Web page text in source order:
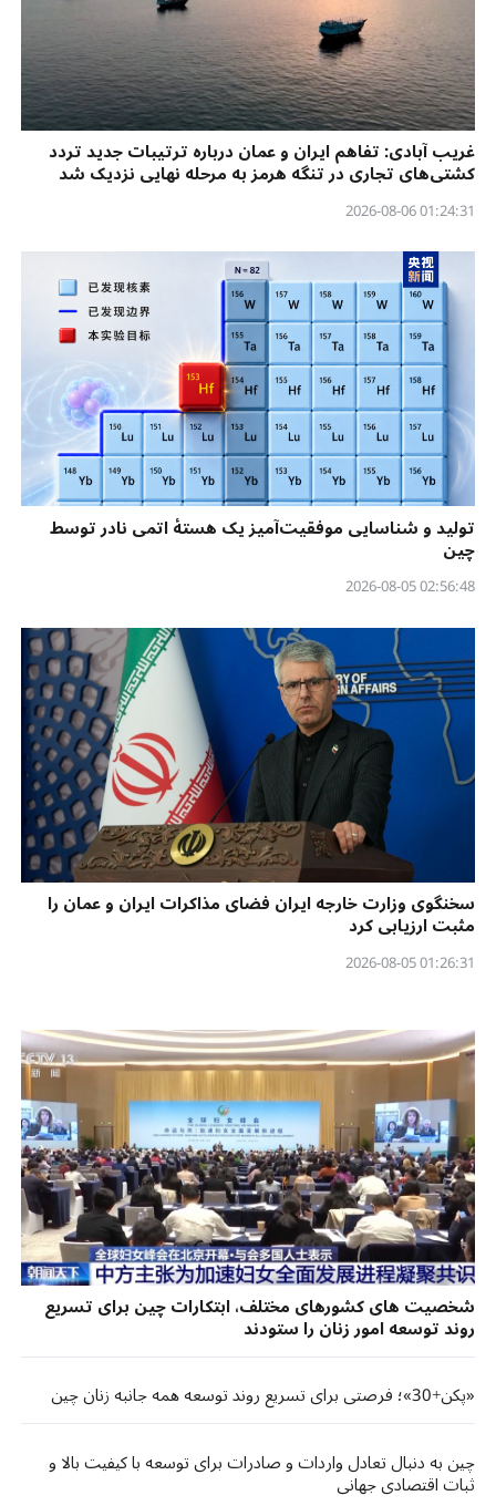
غریب آبادی: تفاهم ایران و عمان درباره ترتیبات جدید تردد
کشتی‌های تجاری در تنگه هرمز به مرحله نهایی نزدیک شد
01:24:31 2026-08-06
تولید و شناسایی موفقیت‌آمیز یک هستهٔ اتمی نادر توسط
چین
02:56:48 2026-08-05
سخنگوی وزارت خارجه ایران فضای مذاکرات ایران و عمان را
مثبت ارزیابی کرد
01:26:31 2026-08-05
شخصیت های کشورهای مختلف، ابتکارات چین برای تسریع
روند توسعه امور زنان را ستودند
«پکن+30»؛ فرصتی برای تسریع روند توسعه همه جانبه زنان چین
چین به دنبال تعادل واردات و صادرات برای توسعه با کیفیت بالا و
ثبات اقتصادی جهانی